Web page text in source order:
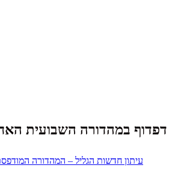
דפדוף במהדורה השבועית
עיתון חדשות הגליל – המהדורה המודפסת |